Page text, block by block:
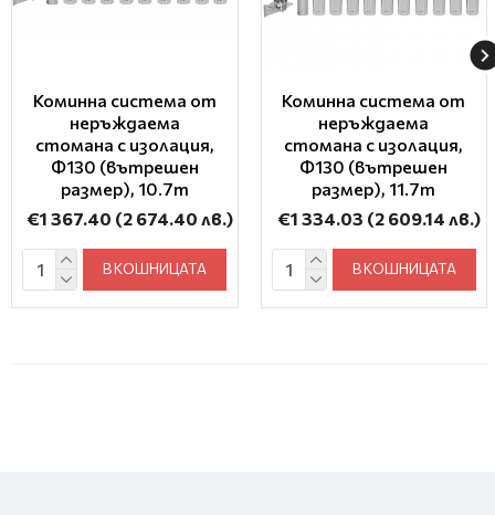
Коминна система от
неръждаема
стомана с изолация,
Ф130 (вътрешен
размер), 10.7m
€1 367.40 (2 674.40 лв.)
В КОШНИЦАТА
Коминна система от
неръждаема
стомана с изолация,
Ф130 (вътрешен
размер), 11.7m
€1 334.03 (2 609.14 лв.)
В КОШНИЦАТА